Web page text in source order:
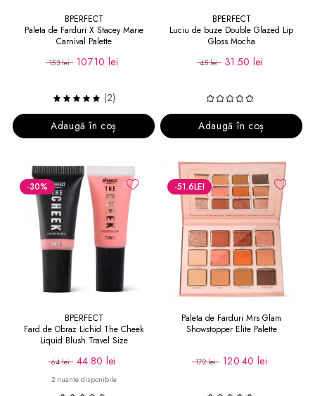
BPERFECT
Paleta de Farduri X Stacey Marie
Carnival Palette
153 lei 107.10 lei
(2)
Adaugă în coș
BPERFECT
Luciu de buze Double Glazed Lip
Gloss Mocha
45 lei 31.50 lei
Adaugă în coș
-30%
BPERFECT
Fard de Obraz Lichid The Cheek
Liquid Blush Travel Size
64 lei 44.80 lei
2 nuante disponibile
-51.6LEI
Paleta de Farduri Mrs Glam
Showstopper Elite Palette
172 lei 120.40 lei